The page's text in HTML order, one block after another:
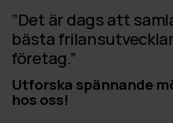
”Det är dags att
bästa
företag.”
Utforska spännande
hos oss!